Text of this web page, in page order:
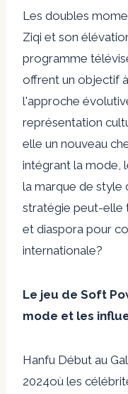
Les doubles
Ziqi et son
programme
offrent un objectif
l'approche
représentation
elle un nouveau
intégrant la mode,
la marque de style
stratégie peut-elle
et diaspora pour
internationale?
Le jeu de Soft
mode et les
Hanfu Début au
2024où les